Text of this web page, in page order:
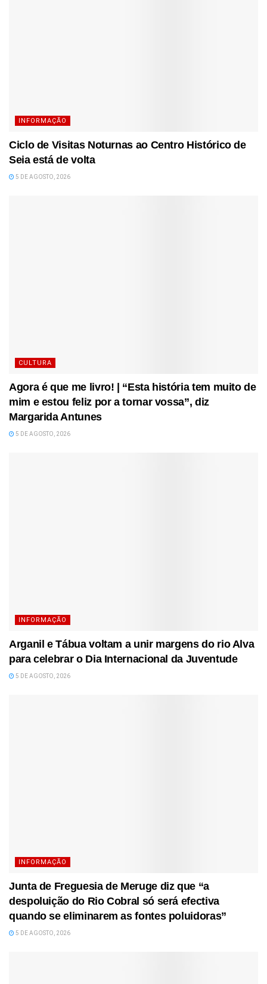
INFORMAÇÃO
Ciclo de Visitas Noturnas ao Centro Histórico de
Seia está de volta
5 DE AGOSTO, 2026
CULTURA
Agora é que me livro! | “Esta história tem muito de
mim e estou feliz por a tornar vossa”, diz
Margarida Antunes
5 DE AGOSTO, 2026
INFORMAÇÃO
Arganil e Tábua voltam a unir margens do rio Alva
para celebrar o Dia Internacional da Juventude
5 DE AGOSTO, 2026
INFORMAÇÃO
Junta de Freguesia de Meruge diz que “a
despoluição do Rio Cobral só será efectiva
quando se eliminarem as fontes poluidoras”
5 DE AGOSTO, 2026